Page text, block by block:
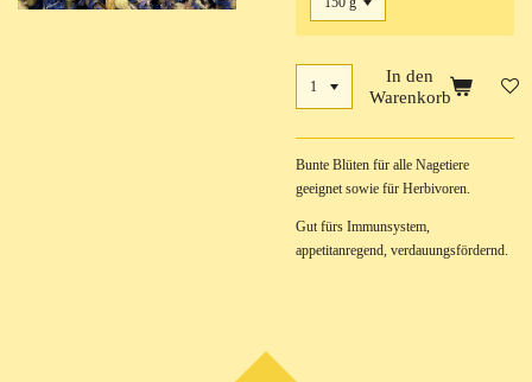
In den
Warenkorb
Bunte Blüten für alle Nagetiere
geeignet sowie für Herbivoren.
Gut fürs Immunsystem,
appetitanregend, verdauungsfördernd.